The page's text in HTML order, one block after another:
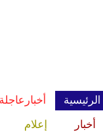
الرئيسية أخبارعاجلة
أخبار
إعلام